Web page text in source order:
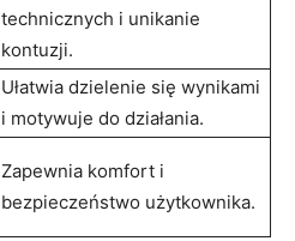
technicznych i unikanie
kontuzji.
Ułatwia dzielenie się wynikami
i motywuje do działania.
Zapewnia komfort i
bezpieczeństwo użytkownika.